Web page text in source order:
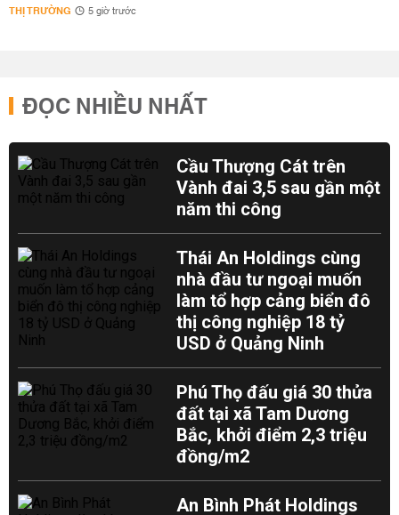
THỊ TRƯỜNG 5 giờ trước
ĐỌC NHIỀU NHẤT
Cầu Thượng Cát trên
Vành đai 3,5 sau gần một
năm thi công
Thái An Holdings cùng
nhà đầu tư ngoại muốn
làm tổ hợp cảng biển đô
thị công nghiệp 18 tỷ
USD ở Quảng Ninh
Phú Thọ đấu giá 30 thửa
đất tại xã Tam Dương
Bắc, khởi điểm 2,3 triệu
đồng/m2
An Bình Phát Holdings